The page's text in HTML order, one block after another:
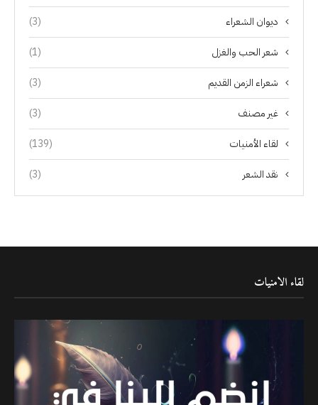
ديوان الشعراء (3)
شعر الحب والغزل (1)
شعراء الزمن القديم (3)
غير مصنف (3)
لقاء الأمنيات (139)
نقد الشعر (3)
لقاء الامنيات